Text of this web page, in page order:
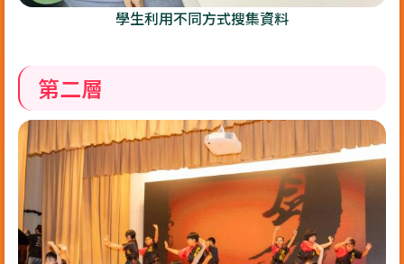
學生利用不同方式搜集資料
第二層